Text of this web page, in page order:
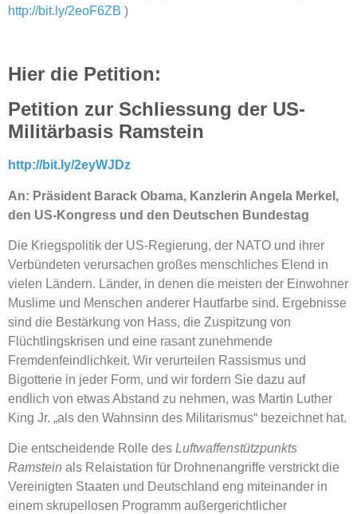
http://bit.ly/2eoF6ZB )
Hier die Petition:
Petition zur Schliessung der US-
Militärbasis Ramstein
http://bit.ly/2eyWJDz
An: Präsident Barack Obama, Kanzlerin Angela Merkel,
den US-Kongress und den Deutschen Bundestag
Die Kriegspolitik der US-Regierung, der NATO und ihrer
Verbündeten verursachen großes menschliches Elend in
vielen Ländern. Länder, in denen die meisten der Einwohner
Muslime und Menschen anderer Hautfarbe sind. Ergebnisse
sind die Bestärkung von Hass, die Zuspitzung von
Flüchtlingskrisen und eine rasant zunehmende
Fremdenfeindlichkeit. Wir verurteilen Rassismus und
Bigotterie in jeder Form, und wir fordern Sie dazu auf
endlich von etwas Abstand zu nehmen, was Martin Luther
King Jr. „als den Wahnsinn des Militarismus“ bezeichnet hat.
Die entscheidende Rolle des Luftwaffenstützpunkts
Ramstein als Relaistation für Drohnenangriffe verstrickt die
Vereinigten Staaten und Deutschland eng miteinander in
einem skrupellosen Programm außergerichtlicher